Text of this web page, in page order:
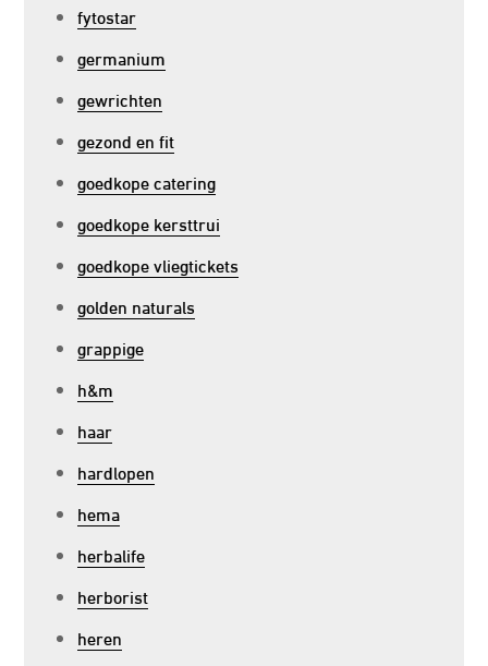
fytostar
germanium
gewrichten
gezond en fit
goedkope catering
goedkope kersttrui
goedkope vliegtickets
golden naturals
grappige
h&m
haar
hardlopen
hema
herbalife
herborist
heren